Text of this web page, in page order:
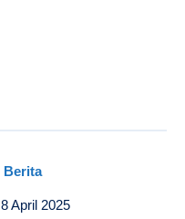
Berita
8 April 2025